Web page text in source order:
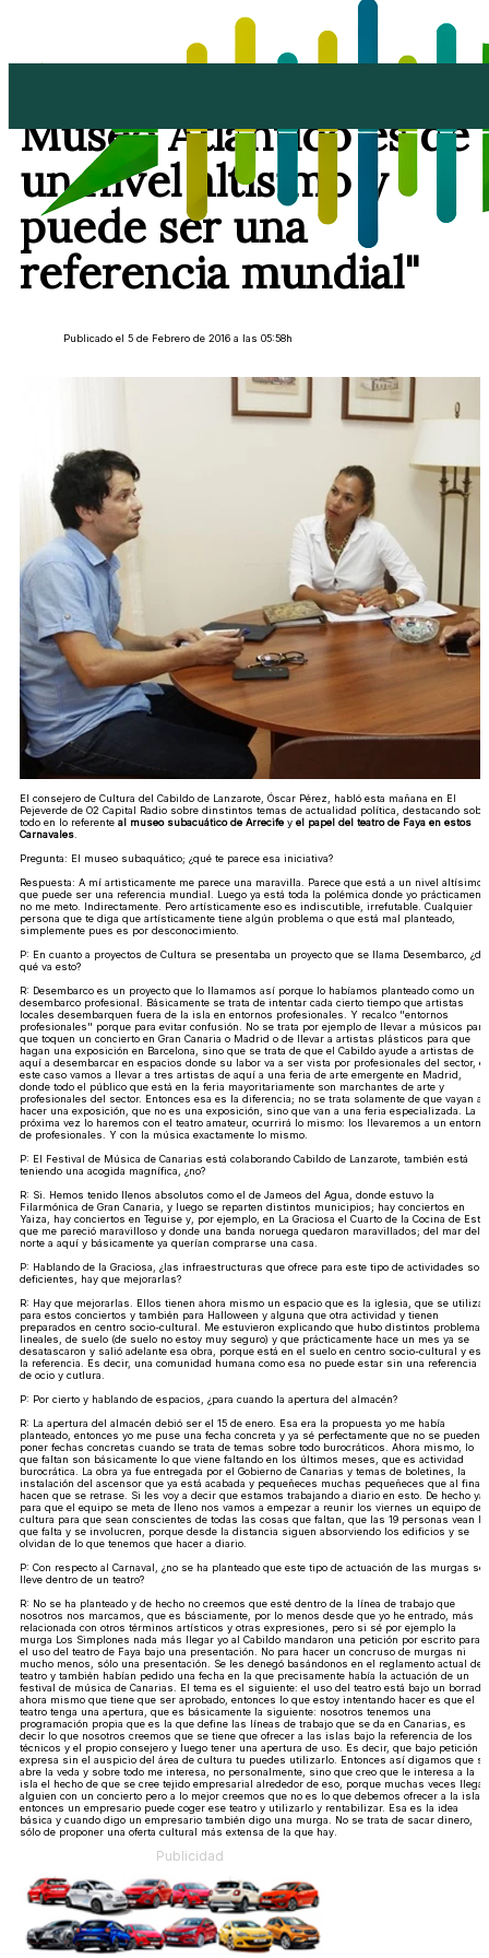
Museo Atlántico es de
un nivel altísimo y
puede ser una
referencia mundial"
Publicado el 5 de Febrero de 2016 a las 05:58h
El consejero de Cultura del Cabildo de Lanzarote, Óscar Pérez, habló esta mañana en El
Pejeverde de O2 Capital Radio sobre dinstintos temas de actualidad política, destacando
todo en lo referente al museo subacuático de Arrecife y el papel del teatro de Faya en estos
Carnavales
Pregunta: El museo subaquático; ¿qué te parece esa iniciativa?
Respuesta: A mí artisticamente me parece una maravilla. Parece que está a un nivel altísimo
que puede ser una referencia mundial. Luego ya está toda la polémica donde yo prácticamente
no me meto. Indirectamente. Pero artísticamente eso es indiscutible, irrefutable. Cualquier
persona que te diga que artísticamente tiene algún problema o que está mal planteado,
simplemente pues es por desconocimiento.
P: En cuanto a proyectos de Cultura se presentaba un proyecto que se llama Desembarco, ¿de
qué va esto?
R: Desembarco es un proyecto que lo llamamos así porque lo habíamos planteado como un
desembarco profesional. Básicamente se trata de intentar cada cierto tiempo que artistas
locales desembarquen fuera de la isla en entornos profesionales. Y recalco "entornos
profesionales" porque para evitar confusión. No se trata por ejemplo de llevar a músicos para
que toquen un concierto en Gran Canaria o Madrid o de llevar a artistas plásticos para que
hagan una exposición en Barcelona, sino que se trata de que el Cabildo ayude a artistas de
aquí a desembarcar en espacios donde su labor va a ser vista por profesionales del sector,
este caso vamos a llevar a tres artistas de aquí a una feria de arte emergente en Madrid,
donde todo el público que está en la feria mayoritariamente son marchantes de arte y
profesionales del sector. Entonces esa es la diferencia; no se trata solamente de que vayan a
hacer una exposición, que no es una exposición, sino que van a una feria especializada. La
próxima vez lo haremos con el teatro amateur, ocurrirá lo mismo: los llevaremos a un entorno
de profesionales. Y con la música exactamente lo mismo.
P: El Festival de Música de Canarias está colaborando Cabildo de Lanzarote, también está
teniendo una acogida magnífica, ¿no?
R: Si. Hemos tenido llenos absolutos como el de Jameos del Agua, donde estuvo la
Filarmónica de Gran Canaria, y luego se reparten distintos municipios; hay conciertos en
Yaiza, hay conciertos en Teguise y, por ejemplo, en La Graciosa el Cuarto de la Cocina de Estar
que me pareció maravilloso y donde una banda noruega quedaron maravillados; del mar del
norte a aquí y básicamente ya querían comprarse una casa.
P: Hablando de la Graciosa, ¿las infraestructuras que ofrece para este tipo de actividades son
deficientes, hay que mejorarlas?
R: Hay que mejorarlas. Ellos tienen ahora mismo un espacio que es la iglesia, que se utiliza
para estos conciertos y también para Halloween y alguna que otra actividad y tienen
preparados en centro socio-cultural. Me estuvieron explicando que hubo distintos problemas
lineales, de suelo (de suelo no estoy muy seguro) y que prácticamente hace un mes ya se
desatascaron y salió adelante esa obra, porque está en el suelo en centro socio-cultural y es
la referencia. Es decir, una comunidad humana como esa no puede estar sin una referencia
de ocio y cutlura.
P: Por cierto y hablando de espacios, ¿para cuando la apertura del almacén?
R: La apertura del almacén debió ser el 15 de enero. Esa era la propuesta yo me había
planteado, entonces yo me puse una fecha concreta y ya sé perfectamente que no se pueden
poner fechas concretas cuando se trata de temas sobre todo burocráticos. Ahora mismo, lo
que faltan son básicamente lo que viene faltando en los últimos meses, que es actividad
burocrática. La obra ya fue entregada por el Gobierno de Canarias y temas de boletines, la
instalación del ascensor que ya está acabada y pequeñeces muchas pequeñeces que al final
hacen que se retrase. Si les voy a decir que estamos trabajando a diario en esto. De hecho ya,
para que el equipo se meta de lleno nos vamos a empezar a reunir los viernes un equipo de
cultura para que sean conscientes de todas las cosas que faltan, que las 19 personas vean lo
que falta y se involucren, porque desde la distancia siguen absorviendo los edificios y se
olvidan de lo que tenemos que hacer a diario.
P: Con respecto al Carnaval, ¿no se ha planteado que este tipo de actuación de las murgas se
lleve dentro de un teatro?
R: No se ha planteado y de hecho no creemos que esté dentro de la línea de trabajo que
nosotros nos marcamos, que es básciamente, por lo menos desde que yo he entrado, más
relacionada con otros términos artísticos y otras expresiones, pero si sé por ejemplo la
murga Los Simplones nada más llegar yo al Cabildo mandaron una petición por escrito para
el uso del teatro de Faya bajo una presentación. No para hacer un concruso de murgas ni
mucho menos, sólo una presentación. Se les denegó basándonos en el reglamento actual del
teatro y también habían pedido una fecha en la que precisamente había la actuación de un
festival de música de Canarias. El tema es el siguiente: el uso del teatro está bajo un
ahora mismo que tiene que ser aprobado, entonces lo que estoy intentando hacer es que el
teatro tenga una apertura, que es básicamente la siguiente: nosotros tenemos una
programación propia que es la que define las líneas de trabajo que se da en Canarias, es
decir lo que nosotros creemos que se tiene que ofrecer a las islas bajo la referencia de los
técnicos y el propio consejero y luego tener una apertura de uso. Es decir, que bajo petición
expresa sin el auspicio del área de cultura tu puedes utilizarlo. Entonces así digamos que se
abre la veda y sobre todo me interesa, no personalmente, sino que creo que le interesa a la
isla el hecho de que se cree tejido empresarial alrededor de eso, porque muchas veces llega
alguien con un concierto pero a lo mejor creemos que no es lo que debemos ofrecer a la isla,
entonces un empresario puede coger ese teatro y utilizarlo y rentabilizar. Esa es la idea
básica y cuando digo un empresario también digo una murga. No se trata de sacar dinero,
sólo de proponer una oferta cultural más extensa de la que hay.
Publicidad